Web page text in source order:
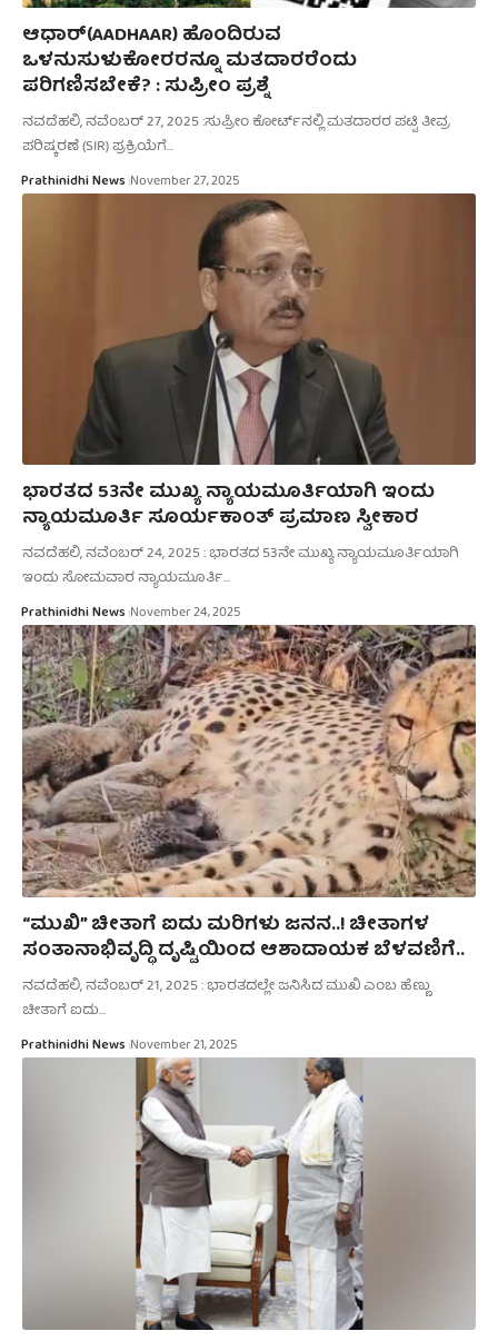
ಆಧಾರ್(AADHAAR) ಹೊಂದಿರುವ
ಒಳನುಸುಳುಕೋರರನ್ನೂ ಮತದಾರರೆಂದು
ಪರಿಗಣಿಸಬೇಕೆ? : ಸುಪ್ರೀಂ ಪ್ರಶ್ನೆ
ನವದೆಹಲಿ, ನವೆಂಬರ್‌ 27, 2025 :ಸುಪ್ರೀಂ ಕೋರ್ಟ್‌ನಲ್ಲಿ ಮತದಾರರ ಪಟ್ಟಿ ತೀವ್ರ
ಪರಿಷ್ಕರಣೆ (SIR) ಪ್ರಕ್ರಿಯೆಗೆ…
Prathinidhi News November 27, 2025
ಭಾರತದ 53ನೇ ಮುಖ್ಯ ನ್ಯಾಯಮೂರ್ತಿಯಾಗಿ ಇಂದು
ನ್ಯಾಯಮೂರ್ತಿ ಸೂರ್ಯಕಾಂತ್ ಪ್ರಮಾಣ ಸ್ವೀಕಾರ
ನವದೆಹಲಿ, ನವೆಂಬರ್‌ 24, 2025 : ಭಾರತದ 53ನೇ ಮುಖ್ಯ ನ್ಯಾಯಮೂರ್ತಿಯಾಗಿ
ಇಂದು ಸೋಮವಾರ ನ್ಯಾಯಮೂರ್ತಿ…
Prathinidhi News November 24, 2025
“ಮುಖಿ” ಚೀತಾಗೆ ಐದು ಮರಿಗಳು ಜನನ..! ಚೀತಾಗಳ
ಸಂತಾನಾಭಿವೃದ್ಧಿ ದೃಷ್ಟಿಯಿಂದ ಆಶಾದಾಯಕ ಬೆಳವಣಿಗೆ..
ನವದೆಹಲಿ, ನವೆಂಬರ್‌ 21, 2025 : ಭಾರತದಲ್ಲೇ ಜನಿಸಿದ ಮುಖಿ ಎಂಬ ಹೆಣ್ಣು
ಚೀತಾಗೆ ಐದು…
Prathinidhi News November 21, 2025